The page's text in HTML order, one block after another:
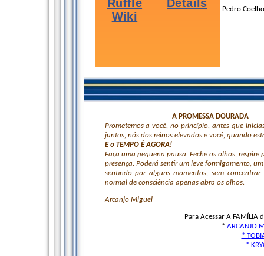
Pedro
A PROMESSA DOURADA
Prometemos a você, no princípio, antes que
juntos, nós dos reinos elevados e você, quando
E o TEMPO É AGORA!
Faça uma pequena pausa. Feche os olhos,
presença. Poderá sentir um leve formigamento,
sentindo por alguns momentos, sem
normal de consciência apenas abra os olhos.
Arcanjo Miguel
Para Acessar A FAMÍLIA
* ARCANJO
*
*